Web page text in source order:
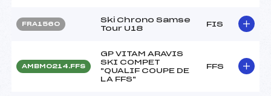
FRA1560
Ski Chrono Samse
Tour U18
FIS
AMBM0214.FFS
GP VITAM ARAVIS
SKI COMPET
"QUALIF COUPE DE
LA FFS"
FFS